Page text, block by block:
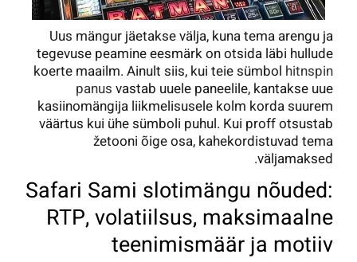
Uus mängur jäetakse välja, kuna tema arengu ja
tegevuse peamine eesmärk on otsida läbi hullude
koerte maailm. Ainult siis, kui teie sümbol hitnspin
panus vastab uuele paneelile, kantakse uue
kasiinomängija liikmelisusele kolm korda suurem
väärtus kui ühe sümboli puhul. Kui proff otsustab
žetooni õige osa, kahekordistuvad tema
väljamaksed.
Safari Sami slotimängu nõuded:
RTP, volatiilsus, maksimaalne
teenimismäär ja motiiv